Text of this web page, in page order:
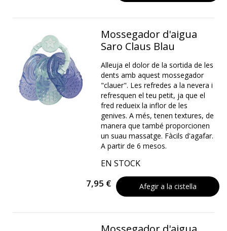
Mossegador d'aigua
Saro Claus Blau
Alleuja el dolor de la sortida de les
dents amb aquest mossegador
"clauer". Les refredes a la nevera i
refresquen el teu petit, ja que el
fred redueix la inflor de les
genives. A més, tenen textures, de
manera que també proporcionen
un suau massatge. Fàcils d'agafar.
A partir de 6 mesos.
EN STOCK
7,95 € Afegir a la cistella